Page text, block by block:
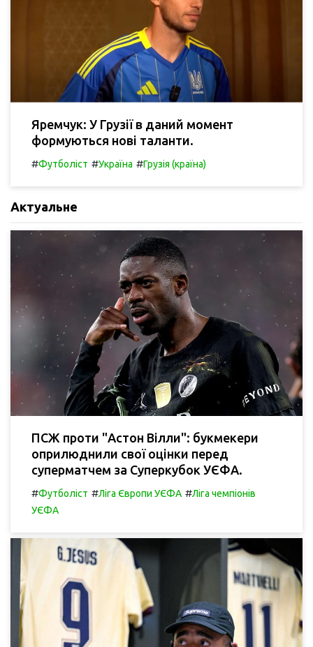
Яремчук: У Грузії в даний момент
формуються нові таланти.
#Футболіст #Україна #Грузія (країна)
Актуальне
ПСЖ проти "Астон Вілли": букмекери
оприлюднили свої оцінки перед
суперматчем за Суперкубок УЄФА.
#Футболіст #Ліга Європи УЄФА #Ліга чемпіонів
УЄФА